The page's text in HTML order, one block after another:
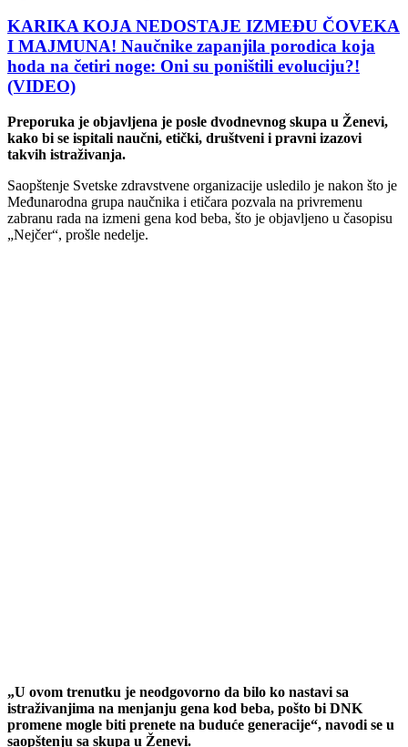
KARIKA KOJA NEDOSTAJE IZMEĐU ČOVEKA
I MAJMUNA! Naučnike zapanjila porodica koja
hoda na četiri noge: Oni su poništili evoluciju?!
(VIDEO)
Preporuka je objavljena je posle dvodnevnog skupa u Ženevi,
kako bi se ispitali naučni, etički, društveni i pravni izazovi
takvih istraživanja.
Saopštenje Svetske zdravstvene organizacije usledilo je nakon što je
Međunarodna grupa naučnika i etičara pozvala na privremenu
zabranu rada na izmeni gena kod beba, što je objavljeno u časopisu
„Nejčer“, prošle nedelje.
„U ovom trenutku je neodgovorno da bilo ko nastavi sa
istraživanjima na menjanju gena kod beba, pošto bi DNK
promene mogle biti prenete na buduće generacije“, navodi se u
saopštenju sa skupa u Ženevi.